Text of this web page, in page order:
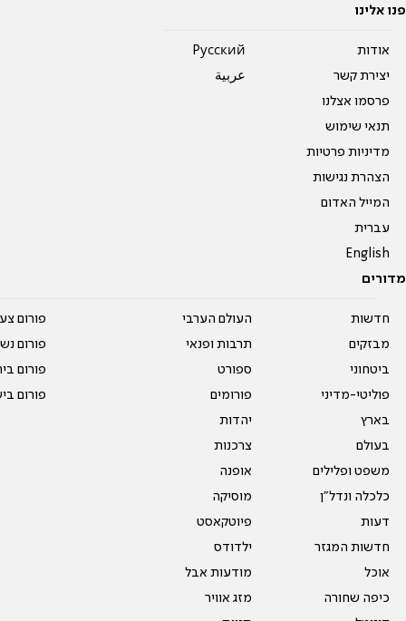
פנו אלינו
אודות
יצירת קשר
פרסמו אצלנו
תנאי שימוש
מדיניות פרטיות
הצהרת נגישות
המייל האדום
עברית
English
Pусский
عربية
מדורים
חדשות
מבזקים
ביטחוני
פוליטי-מדיני
בארץ
בעולם
משפט ופלילים
כלכלה ונדל"ן
דעות
חדשות המגזר
אוכל
כיפה שחורה
העולם הערבי
תרבות ופנאי
ספורט
פורומים
יהדות
צרכנות
אופנה
מוסיקה
פיוטקאסט
ילדודס
מודעות אבל
מזג אוויר
פורום
פורום
פורום
פורום